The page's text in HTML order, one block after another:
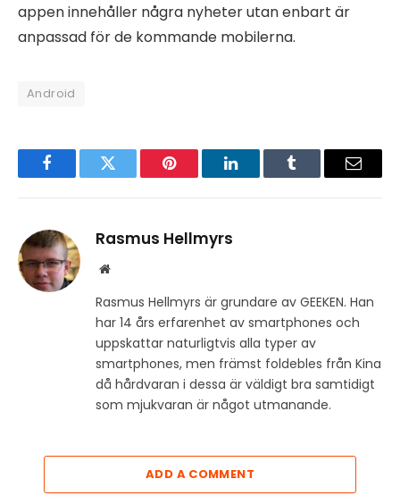
appen innehåller några nyheter utan enbart är
anpassad för de kommande mobilerna.
Android
FacebookTwitter Pinterest LinkedInTumblr Email
Rasmus Hellmyrs
Website
Rasmus Hellmyrs är grundare av GEEKEN. Han
har 14 års erfarenhet av smartphones och
uppskattar naturligtvis alla typer av
smartphones, men främst foldebles från Kina
då hårdvaran i dessa är väldigt bra samtidigt
som mjukvaran är något utmanande.
ADD A COMMENT